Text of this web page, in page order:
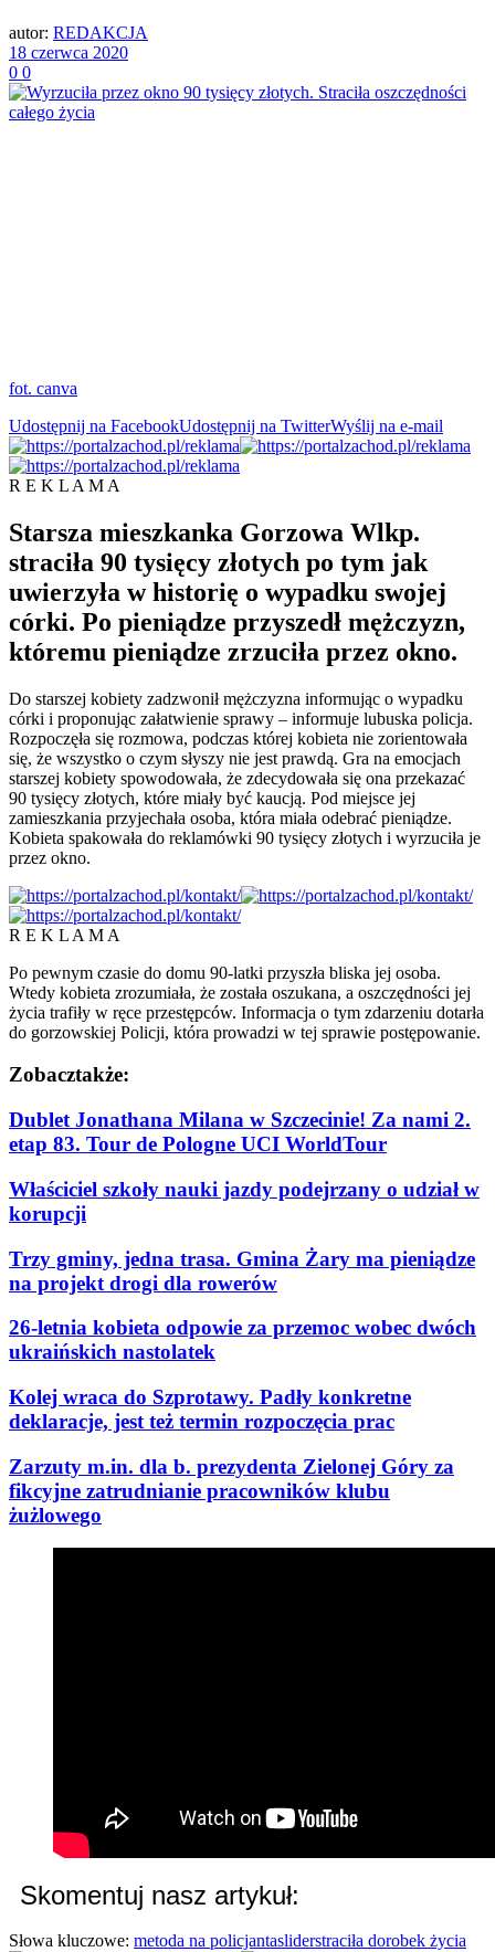
autor: REDAKCJA
18 czerwca 2020
0 0
fot. canva
Udostępnij na FacebookUdostępnij na TwitterWyślij na e-mail
R E K L A M A
Starsza mieszkanka Gorzowa Wlkp.
straciła 90 tysięcy złotych po tym jak
uwierzyła w historię o wypadku swojej
córki. Po pieniądze przyszedł mężczyzn,
któremu pieniądze zrzuciła przez okno.
Do starszej kobiety zadzwonił mężczyzna informując o wypadku
córki i proponując załatwienie sprawy – informuje lubuska policja.
Rozpoczęła się rozmowa, podczas której kobieta nie zorientowała
się, że wszystko o czym słyszy nie jest prawdą. Gra na emocjach
starszej kobiety spowodowała, że zdecydowała się ona przekazać
90 tysięcy złotych, które miały być kaucją. Pod miejsce jej
zamieszkania przyjechała osoba, która miała odebrać pieniądze.
Kobieta spakowała do reklamówki 90 tysięcy złotych i wyrzuciła je
przez okno.
R E K L A M A
Po pewnym czasie do domu 90-latki przyszła bliska jej osoba.
Wtedy kobieta zrozumiała, że została oszukana, a oszczędności jej
życia trafiły w ręce przestępców. Informacja o tym zdarzeniu dotarła
do gorzowskiej Policji, która prowadzi w tej sprawie postępowanie.
Zobacztakże:
Dublet Jonathana Milana w Szczecinie! Za nami 2.
etap 83. Tour de Pologne UCI WorldTour
Właściciel szkoły nauki jazdy podejrzany o udział w
korupcji
Trzy gminy, jedna trasa. Gmina Żary ma pieniądze
na projekt drogi dla rowerów
26-letnia kobieta odpowie za przemoc wobec dwóch
ukraińskich nastolatek
Kolej wraca do Szprotawy. Padły konkretne
deklaracje, jest też termin rozpoczęcia prac
Zarzuty m.in. dla b. prezydenta Zielonej Góry za
fikcyjne zatrudnianie pracowników klubu
żużlowego
Skomentuj nasz artykuł:
Słowa kluczowe: metoda na policjantasliderstraciła dorobek życia